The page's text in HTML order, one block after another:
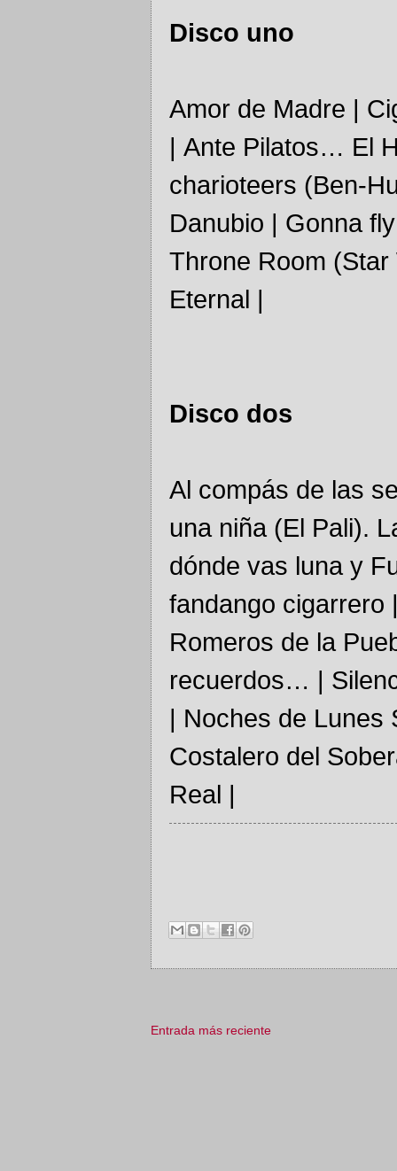
Disco uno
Amor de Madre |
| Ante Pilatos… El
charioteers (Ben-
Danubio | Gonna
Throne Room
Eternal |
Disco dos
Al compás de las
una niña (El Pali).
dónde vas luna y
fandango cigarrero
Romeros de la
recuerdos… |
| Noches de Lunes
Costalero del
Real |
Entrada más reciente